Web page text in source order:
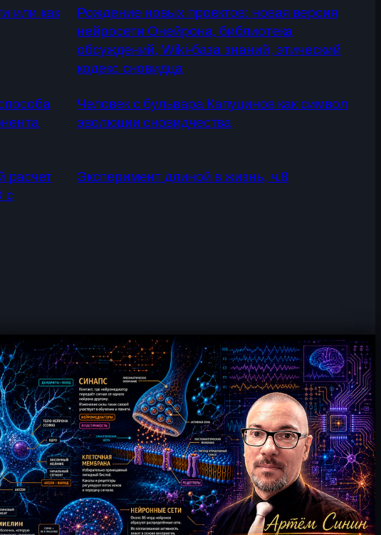
или как
Рождение новых проектов: новая версия
нейросети Онейрона, библиотека
обсуждений, Wiki-база знаний, этический
кодекс сновидца
Человек с бульвара Капуцинов как символ
эволюции сновидчества
расчет
с
Эксперимент длиной в жизнь, ч.8